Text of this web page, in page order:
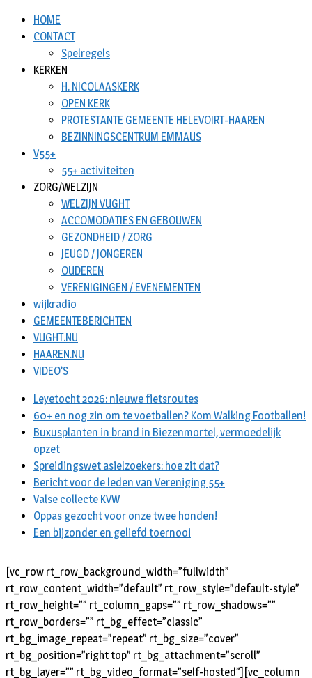
HOME
CONTACT
Spelregels
KERKEN
H. NICOLAASKERK
OPEN KERK
PROTESTANTE GEMEENTE HELEVOIRT-HAAREN
BEZINNINGSCENTRUM EMMAUS
V55+
55+ activiteiten
ZORG/WELZIJN
WELZIJN VUGHT
ACCOMODATIES EN GEBOUWEN
GEZONDHEID / ZORG
JEUGD / JONGEREN
OUDEREN
VERENIGINGEN / EVENEMENTEN
wijkradio
GEMEENTEBERICHTEN
VUGHT.NU
HAAREN.NU
VIDEO’S
Leyetocht 2026: nieuwe fietsroutes
60+ en nog zin om te voetballen? Kom Walking Footballen!
Buxusplanten in brand in Biezenmortel, vermoedelijk
opzet
Spreidingswet asielzoekers: hoe zit dat?
Bericht voor de leden van Vereniging 55+
Valse collecte KVW
Oppas gezocht voor onze twee honden!
Een bijzonder en geliefd toernooi
[vc_row rt_row_background_width=”fullwidth”
rt_row_content_width=”default” rt_row_style=”default-style”
rt_row_height=”” rt_column_gaps=”” rt_row_shadows=””
rt_row_borders=”” rt_bg_effect=”classic”
rt_bg_image_repeat=”repeat” rt_bg_size=”cover”
rt_bg_position=”right top” rt_bg_attachment=”scroll”
rt_bg_layer=”” rt_bg_video_format=”self-hosted”][vc_column